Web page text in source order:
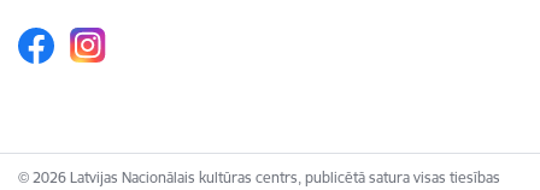
© 2026 Latvijas Nacionālais kultūras centrs, publicētā satura visas tiesības